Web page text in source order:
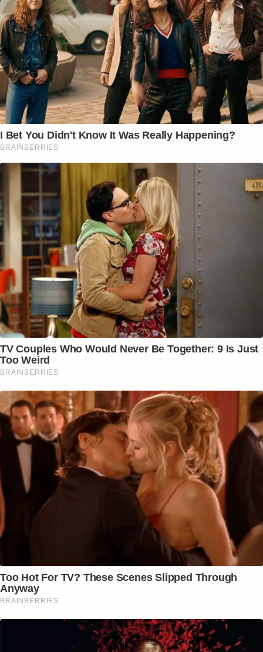
I Bet You Didn't Know It Was Really Happening?
BRAINBERRIES
TV Couples Who Would Never Be Together: 9 Is Just
Too Weird
BRAINBERRIES
Too Hot For TV? These Scenes Slipped Through
Anyway
BRAINBERRIES